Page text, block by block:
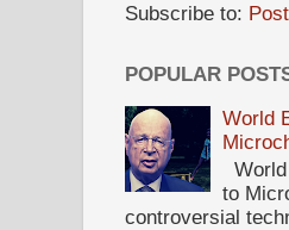
Subscribe to:
POPULAR
World
to
controversial